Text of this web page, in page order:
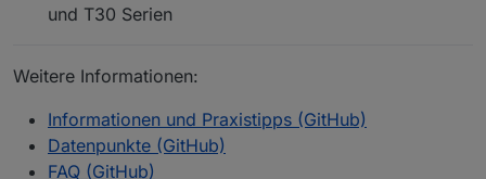
und T30 Serien
Weitere Informationen:
Informationen und Praxistipps (GitHub)
Datenpunkte (GitHub)
FAQ (GitHub)